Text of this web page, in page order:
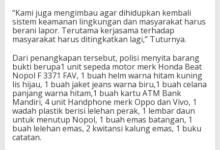
“Kami juga mengimbau agar dihidupkan kembali
sistem keamanan lingkungan dan masyarakat harus
berani lapor. Terutama kerjasama terhadap
masyarakat harus ditingkatkan lagi,” Tuturnya.
Dari penangkapan tersebut, polisi menyita barang
bukti berupa1 unit sepeda motor merk Honda Beat
Nopol F 3371 FAV, 1 buah helm warna hitam kuning
lis hijau, 1 buah jaket jeans warna biru,1 buah celana
panjang warna hitam,1 buah kartu ATM Bank
Mandiri, 4 unit Handphone merk Oppo dan Vivo, 1
wadah plastik berisi lelehan perak, 1 lembar daun
untuk menutup Nopol, 1 buah emas batangan, 1
buah lelehan emas, 2 kwitansi kalung emas, 1 buku
catatan.